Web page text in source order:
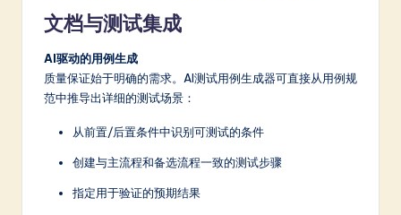
文档与测试集成
AI驱动的用例生成
质量保证始于明确的需求。AI测试用例生成器可直接从用例规
范中推导出详细的测试场景：
从前置/后置条件中识别可测试的条件
创建与主流程和备选流程一致的测试步骤
指定用于验证的预期结果